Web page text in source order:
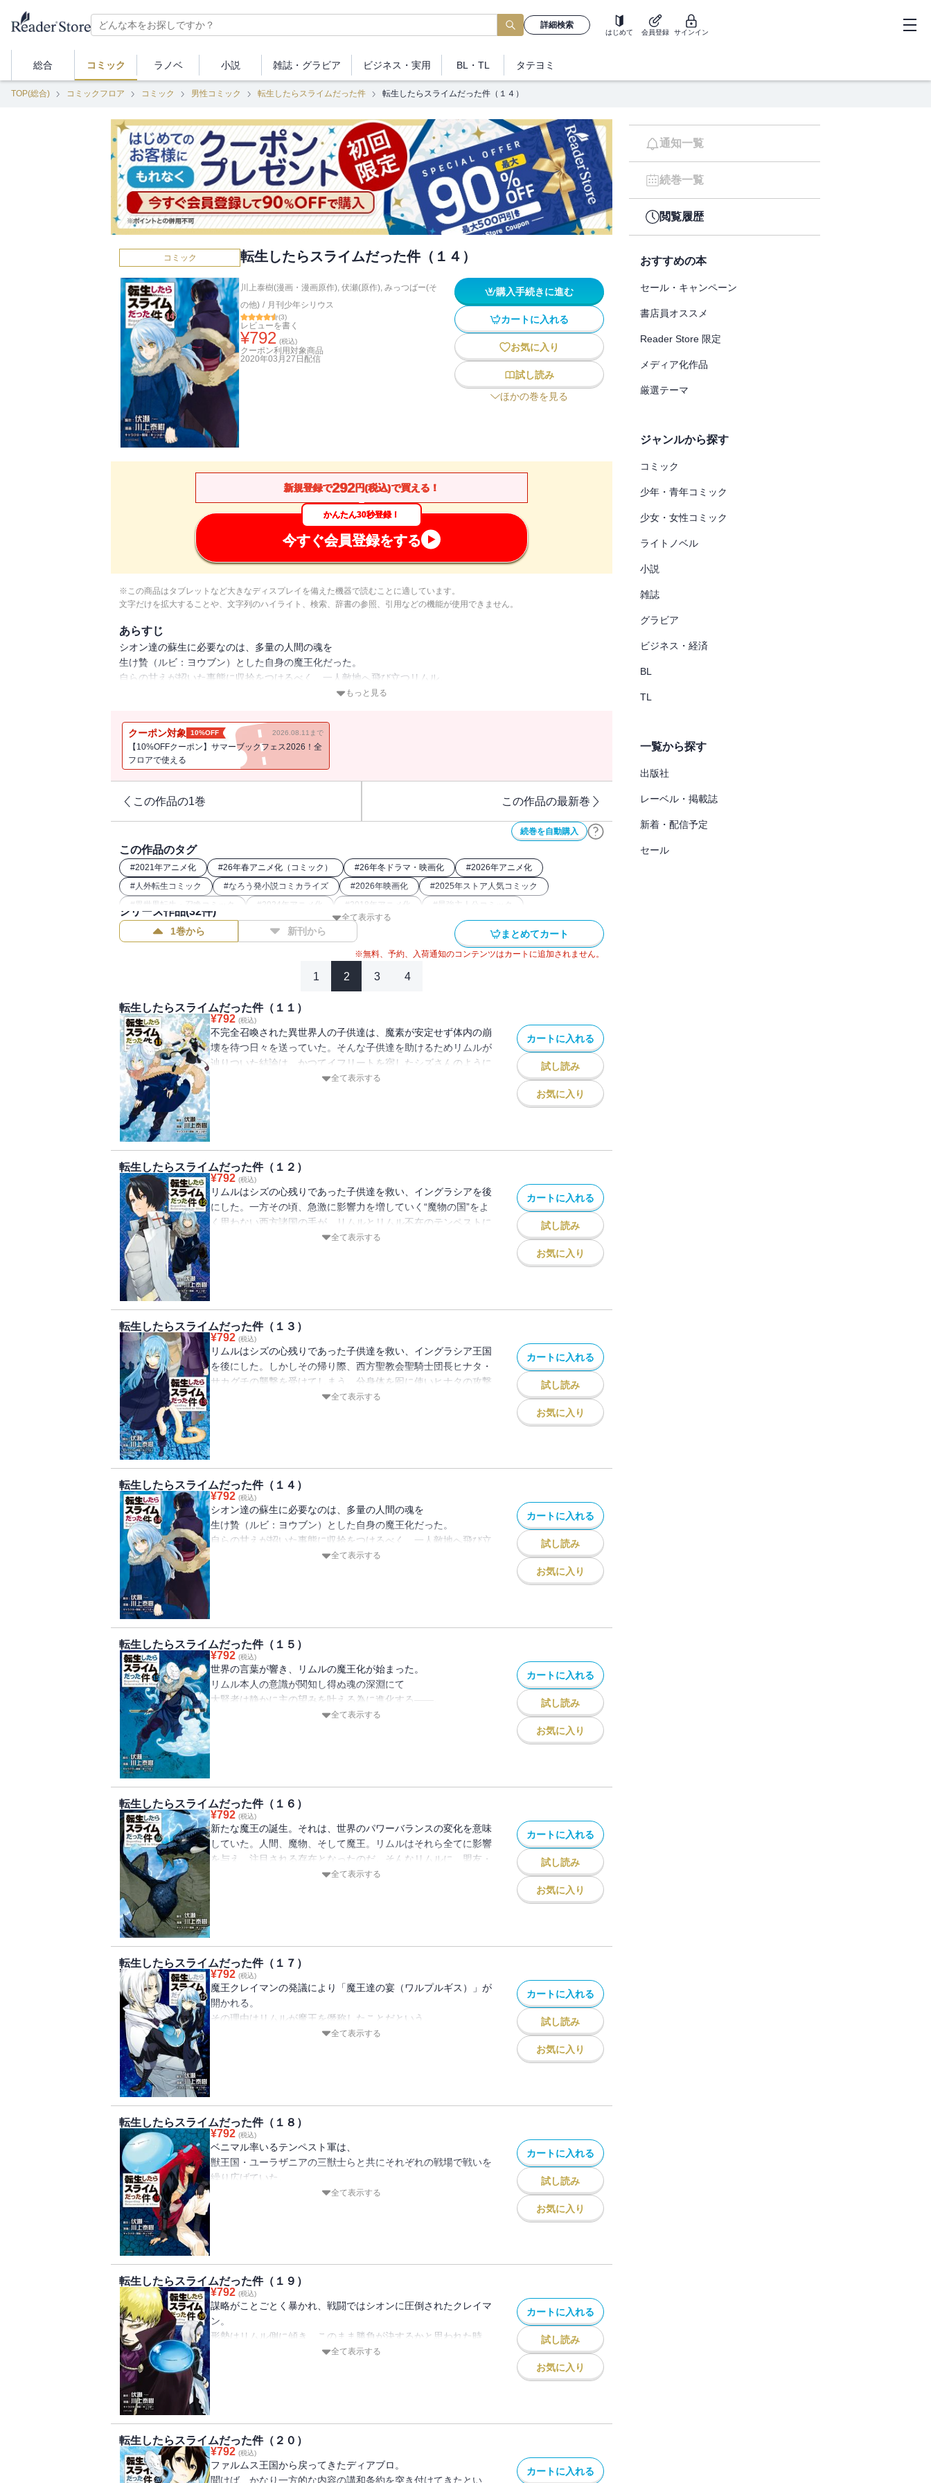
詳細検索
はじめて 会員登録 サインイン
総合 コミック ラノベ 小説 雑誌・ グラビア ビジネス ・実用 BL・TL タテヨミ
TOP(総合) コミックフロア コミック 男性コミック 転生したらスライムだった件 転生したらスライムだった件（１４）
コミック 転生したらスライムだった件（１４）
川上泰樹(漫画・漫画原作), 伏瀬(原作), みっつばー(そ
の他) / 月刊少年シリウス
(3)
レビューを書く
¥792 (税込)
クーポン利用対象商品
2020年03月27日 配信
購入手続きに進む
カートに入れる
お気に入り
試し読み
ほかの巻を見る
新規登録で292円(税込)で買える！
かんたん30秒登録！
今すぐ会員登録をする
※この商品はタブレットなど大きなディスプレイを備えた機器で読むことに適しています。
文字だけを拡大することや、文字列のハイライト、検索、辞書の参照、引用などの機能が使用できません。
あらすじ
シオン達の蘇生に必要なのは、多量の人間の魂を
生け贄（ルビ：ヨウブン）とした自身の魔王化だった。
自らの甘えが招いた事態に収拾をつけるべく、一人敵地へ飛び立つリムル。
そこで待つのはファルムス王国連合軍、その数二万。もっと見る
クーポン対象 10%OFF 2026.08.11まで
【10%OFFクーポン】サマーブックフェス2026！全
フロアで使える
この作品の1巻 この作品の最新巻
続巻を自動購入
この作品のタグ
#2021年アニメ化 #26年春アニメ化（コミック） #26年冬ドラマ・映画化 #2026年アニメ化
#人外転生コミック #なろう発小説コミカライズ #2026年映画化 #2025年ストア人気コミック
# 異世界転生・召喚コミック #2024年アニメ化 #2018年アニメ化 # 最強主人公コミック
#転生したらスライムだった件関連作 #講談社漫画賞
全て表示する
シリーズ作品(32件)
1巻から 新刊から まとめてカート
※無料、予約、入荷通知のコンテンツはカートに追加されません。
1 2 3 4
転生したらスライムだった件（１１）
¥792 (税込)
不完全召喚された異世界人の子供達は、魔素が安定せず体内の崩
壊を待つ日々を送っていた。そんな子供達を助けるためリムルが
辿りついた結論は、かつてイフリートを宿したシズさんのように
上位精霊を子供達の身に宿す方法だった。リムルと子供達は、上
全て表示する
カートに入れる
試し読み
お気に入り
転生したらスライムだった件（１２）
¥792 (税込)
リムルはシズの心残りであった子供達を救い、イングラシアを後
にした。一方その頃、急激に影響力を増していく“魔物の国”をよ
く思わない西方諸国の手が、リムルとリムル不在のテンペストに
全て表示する
カートに入れる
試し読み
お気に入り
転生したらスライムだった件（１３）
¥792 (税込)
リムルはシズの心残りであった子供達を救い、イングラシア王国
を後にした。しかしその帰り際、西方聖教会聖騎士団長ヒナタ・
サカグチの襲撃を受けてしまう。分身体を囮に使いヒナタの攻撃
を凌いだリムルだが、魔国連邦(テンペスト)への帰還が遅れてし
全て表示する
カートに入れる
試し読み
お気に入り
転生したらスライムだった件（１４）
¥792 (税込)
シオン達の蘇生に必要なのは、多量の人間の魂を
生け贄（ルビ：ヨウブン）とした自身の魔王化だった。
自らの甘えが招いた事態に収拾をつけるべく、一人敵地へ飛び立
全て表示する
カートに入れる
試し読み
お気に入り
転生したらスライムだった件（１５）
¥792 (税込)
世界の言葉が響き、リムルの魔王化が始まった。
リムル本人の意識が関知し得ぬ魂の深淵にて
大賢者は静かに主の望みを叶える為に進化する――。
魔王となったリムルの理性は保たれているのか？
全て表示する
カートに入れる
試し読み
お気に入り
転生したらスライムだった件（１６）
¥792 (税込)
新たな魔王の誕生。それは、世界のパワーバランスの変化を意味
していた。人間、魔物、そして魔王。リムルはそれら全てに影響
を与え、注目される存在となったのだ。そんなリムルに、盟友・
ヴェルドラの復活の報が―――。全て表示する
カートに入れる
試し読み
お気に入り
転生したらスライムだった件（１７）
¥792 (税込)
魔王クレイマンの発議により「魔王達の宴（ワルプルギス）」が
開かれる。
その理由はリムルが魔王を僭称したことだという。
直接敵意を向け始めたクレイマン、未だ意図の読めないミリムの
全て表示する
カートに入れる
試し読み
お気に入り
転生したらスライムだった件（１８）
¥792 (税込)
ベニマル率いるテンペスト軍は、
獣王国・ユーラザニアの三獣士らと共にそれぞれの戦場で戦いを
繰り広げていた。
一方リムルは「魔王達の宴（ワルプルギス）」で遂に宿敵・クレ
全て表示する
カートに入れる
試し読み
お気に入り
転生したらスライムだった件（１９）
¥792 (税込)
謀略がことごとく暴かれ、戦闘ではシオンに圧倒されたクレイマ
ン。
形勢はリムル側に傾き、このまま勝負が決するかと思われた時、
クレイマンは魔王としてのプライドを捨て、
全て表示する
カートに入れる
試し読み
お気に入り
転生したらスライムだった件（２０）
¥792 (税込)
ファルムス王国から戻ってきたディアブロ。
聞けば、かなり一方的な内容の講和条約を突き付けてきたとい
カートに入れる
通知一覧
続巻一覧
閲覧履歴
おすすめの本
セール・キャンペーン
書店員オススメ
Reader Store 限定
メディア化作品
厳選テーマ
ジャンルから探す
コミック
少年・青年コミック
少女・女性コミック
ライトノベル
小説
雑誌
グラビア
ビジネス・経済
BL
TL
一覧から探す
出版社
レーベル・掲載誌
新着・配信予定
セール